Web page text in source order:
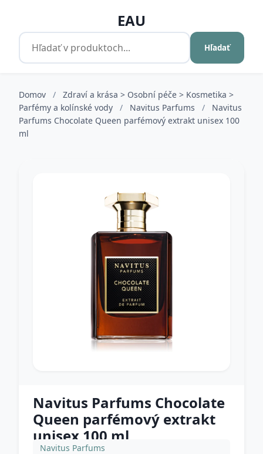
EAU
Hľadať
Domov /
Zdraví a krása > Osobní péče > Kosmetika >
Parfémy a kolínské vody
/ Navitus Parfums /
Navitus
Parfums Chocolate Queen parfémový extrakt unisex 100
ml
Navitus Parfums Chocolate
Queen parfémový extrakt
unisex 100 ml
Navitus Parfums